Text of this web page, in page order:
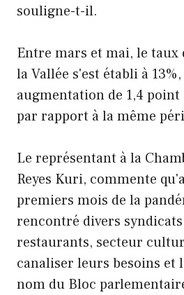
souligne-t-il.
Entre mars et mai, le taux
la Vallée s'est établi à
augmentation de 1,4
par rapport à la même
Le représentant à la
Reyes Kuri, commente
premiers mois de la
rencontré divers
restaurants, secteur
canaliser leurs besoins et
nom du Bloc